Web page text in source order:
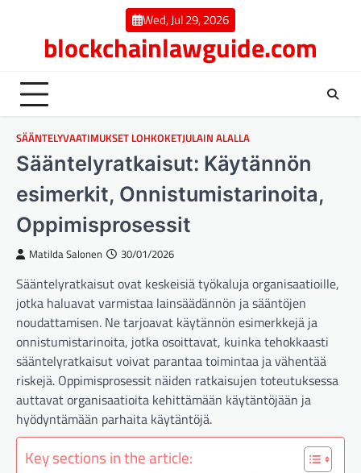
Wed, Jul 29, 2026
blockchainlawguide.com
SÄÄNTELYVAATIMUKSET LOHKOKETJULAIN ALALLA
Sääntelyratkaisut: Käytännön
esimerkit, Onnistumistarinoita,
Oppimisprosessit
Matilda Salonen 30/01/2026
Sääntelyratkaisut ovat keskeisiä työkaluja organisaatioille,
jotka haluavat varmistaa lainsäädännön ja sääntöjen
noudattamisen. Ne tarjoavat käytännön esimerkkejä ja
onnistumistarinoita, jotka osoittavat, kuinka tehokkaasti
sääntelyratkaisut voivat parantaa toimintaa ja vähentää
riskejä. Oppimisprosessit näiden ratkaisujen toteutuksessa
auttavat organisaatioita kehittämään käytäntöjään ja
hyödyntämään parhaita käytäntöjä.
Key sections in the article: